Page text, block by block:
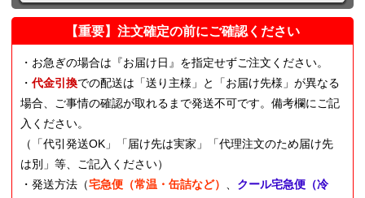
【重要】注文確定の前にご確認ください
・お急ぎの場合は『お届け日』を指定せずご注文ください。
・代金引換での配送は「送り主様」と「お届け先様」が異なる
場合、ご事情の確認が取れるまで発送不可です。備考欄にご記
入ください。
（「代引発送OK」「届け先は実家」「代理注文のため届け先
は別」等、ご記入ください）
・発送方法（宅急便（常温・缶詰など） 、 クール宅急便（冷